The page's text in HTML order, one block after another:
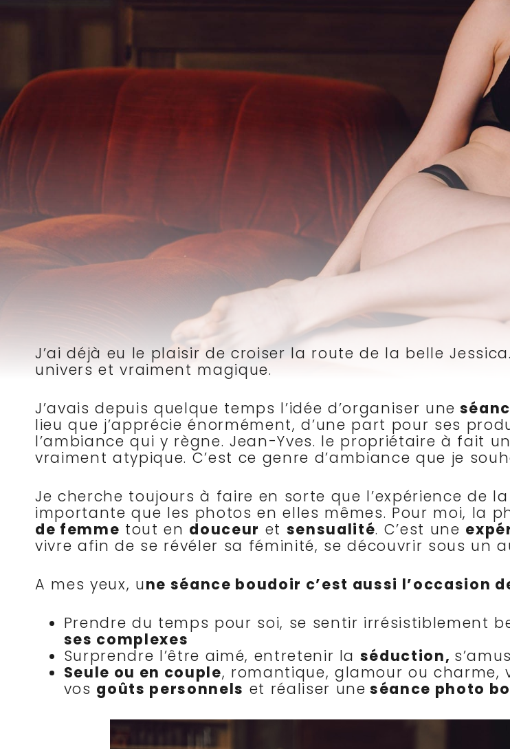
J’ai déjà eu le plaisir de croiser la route de la belle
univers et vraiment magique.
J’avais depuis quelque temps l’idée d’organiser une
lieu que j’apprécie énormément, d’une part pour ses
l’ambiance qui y règne. Jean-Yves. le propriétaire à fait
vraiment atypique. C’est ce genre d’ambiance que je
Je cherche toujours à faire en sorte que l’expérience de la
importante que les photos en elles mêmes. Pour moi, la
de femme tout en douceur et sensualité. C’est une
vivre afin de se révéler sa féminité, se découvrir sous un
A mes yeux, une séance boudoir c’est aussi l’occasion
Prendre du temps pour soi, se sentir irrésistiblement
ses complexes
Surprendre l’être aimé, entretenir la séduction,
Seule ou en couple, romantique, glamour ou charme,
vos goûts personnels et réaliser une séance photo